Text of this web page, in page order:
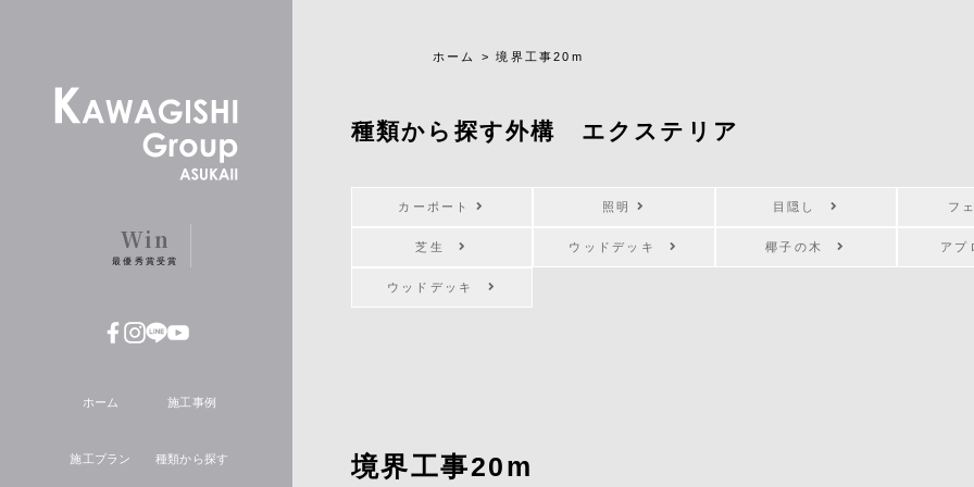
Win
最優秀賞受賞
ホーム 施工事例
施工プラン 種類から探す
ホーム >境界工事20m
種類から探す外構 エクステリア
カーポート 照明 目隠し フ
芝生 ウッドデッキ 椰子の木 ア
ウッドデッキ
境界工事20m